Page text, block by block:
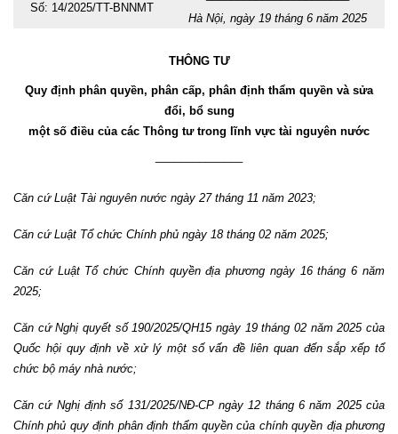
Số: 14/2025/TT-BNNMT
Hà Nội, ngày 19 tháng 6 năm 2025
THÔNG TƯ
Quy định phân quyền, phân cấp, phân định thẩm quyền và sửa
đổi, bổ sung
một số điều của các Thông tư trong lĩnh vực tài nguyên nước
Căn cứ Luật Tài nguyên nước ngày 27 tháng 11 năm 2023;
Căn cứ Luật Tổ chức Chính phủ ngày 18 tháng 02 năm 2025;
Căn cứ Luật Tổ chức Chính quyền địa phương ngày 16 tháng 6 năm
2025;
Căn cứ Nghị quyết số 190/2025/QH15 ngày 19 tháng 02 năm 2025 của
Quốc hội quy định về xử lý một số vấn đề liên quan đến sắp xếp tổ
chức bộ máy nhà nước;
Căn cứ Nghị định số 131/2025/NĐ-CP ngày 12 tháng 6 năm 2025 của
Chính phủ quy định phân định thẩm quyền của chính quyền địa phương